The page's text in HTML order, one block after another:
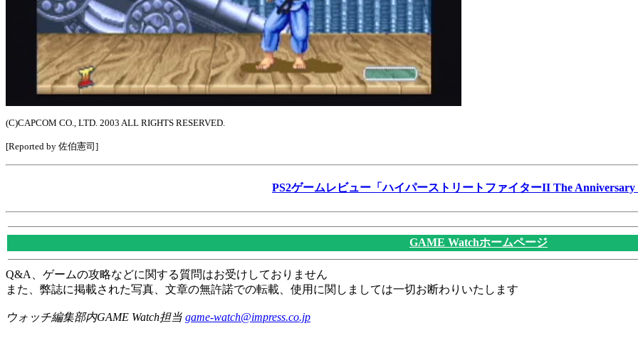
(C)CAPCOM CO., LTD. 2003 ALL RIGHTS RESERVED.
[Reported by 佐伯憲司]
PS2ゲームレビュー「ハイパーストリートファイターII The Anniversary
GAME Watchホームページ
Q&A、ゲームの攻略などに関する質問はお受けしておりません
また、弊誌に掲載された写真、文章の無許諾での転載、使用に関しましては一切お断わりいたします
ウォッチ編集部内GAME Watch担当 game-watch@impress.co.jp